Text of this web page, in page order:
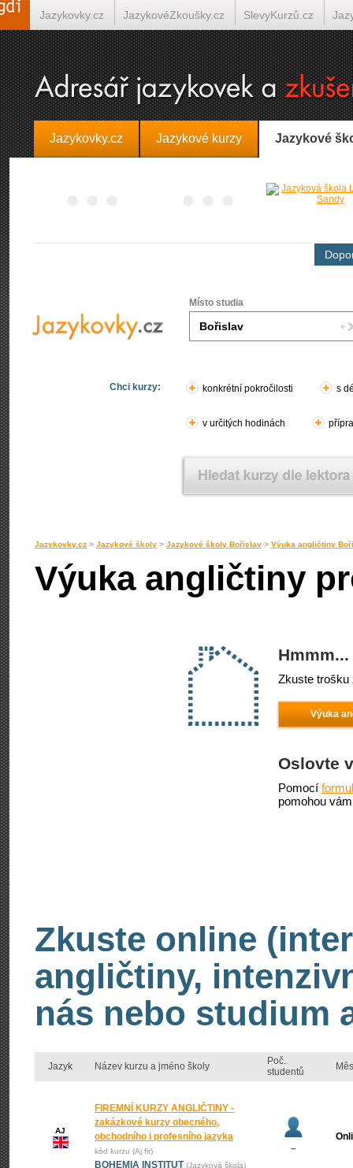
Jazykovky.cz Jazykové kurzy Jazykové
Místo studia
Chci kurzy: konkrétní pokročilosti s
v určitých hodinách
Jazykovky.cz > Jazykové školy > Jazykové školy Bořislav > Výuka angličtiny
Výuka angličtiny
Zkuste trošku
Výuka
Oslovte
Pomocí
pomohou
Zkuste online
angličtiny,
nás nebo studium
Jazyk Název kurzu a jméno školy
Poč.
studentů
AJ
FIREMNÍ KURZY ANGLIČTINY -
zakázkové kurzy obecného,
obchodního i profesního jazyka
kód kurzu (Aj fir)
BOHEMIA INSTITUT (Jazyková škola)
–
Jazykovky.cz JazykovéZkoušky.cz SlevyKurzů.cz
Španělština on-line Italština on-line Tlumočení-